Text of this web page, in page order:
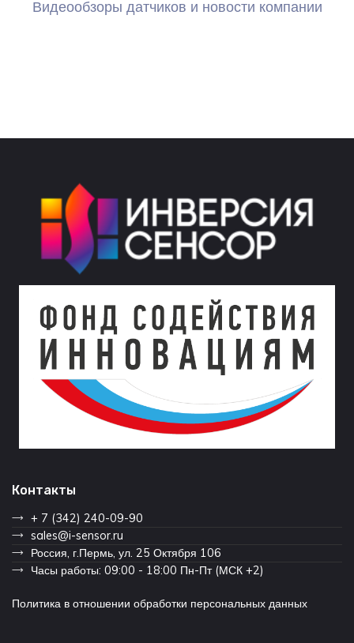
Видеообзоры датчиков и новости компании
Контакты
+ 7 (342) 240-09-90
sales@i-sensor.ru
Россия, г.Пермь, ул. 25 Октября 106
Часы работы: 09:00 - 18:00 Пн-Пт (МСК +2)
Политика в отношении обработки персональных данных